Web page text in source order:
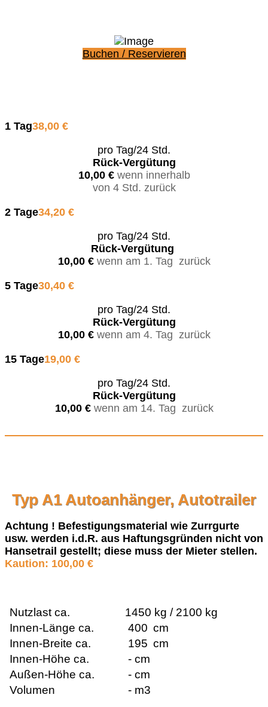
Buchen / Reservieren
1 Tag38,00 €
pro Tag/24 Std.
Rück-Vergütung
10,00 € wenn innerhalb
von 4 Std. zurück
2 Tage34,20 €
pro Tag/24 Std.
Rück-Vergütung
10,00 € wenn am 1. Tag zurück
5 Tage30,40 €
pro Tag/24 Std.
Rück-Vergütung
10,00 € wenn am 4. Tag zurück
15 Tage19,00 €
pro Tag/24 Std.
Rück-Vergütung
10,00 € wenn am 14. Tag zurück
Typ A1 Autoanhänger, Autotrailer
Achtung ! Befestigungsmaterial wie Zurrgurte
usw. werden i.d.R. aus Haftungsgründen nicht von
Hansetrail gestellt; diese muss der Mieter stellen.
Kaution: 100,00 €
Nutzlast ca.
1450 kg / 2100 kg
Innen-Länge ca.
400 cm
Innen-Breite ca.
195 cm
Innen-Höhe ca.
- cm
Außen-Höhe ca.
- cm
Volumen
- m3